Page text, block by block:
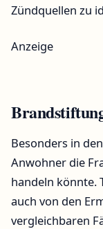
Zündquellen zu
Anzeige
Besonders in
Anwohner die
handeln könnte.
auch von den
vergleichbaren